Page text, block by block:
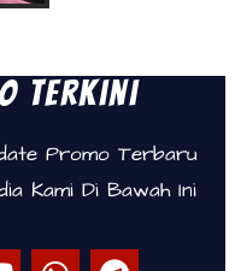
Terkini
Promo Terbaru
Kami Di Bawah Ini